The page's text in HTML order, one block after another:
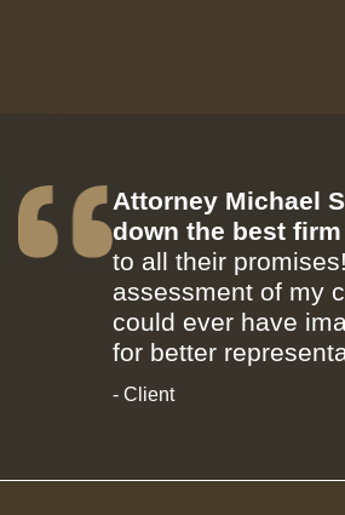
Attorney Michael
down the best
to all their
assessment of my
could ever have
for better
- Client